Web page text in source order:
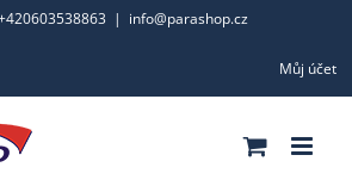
| info@parashop.cz
Můj účet